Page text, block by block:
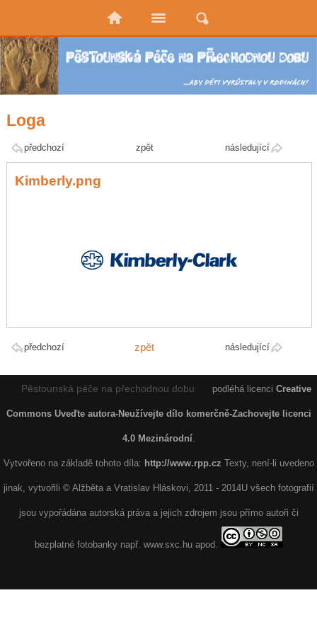
Loga
předchozí následující
zpět
Kimberly.png
předchozí následující
zpět
Pěstounská péče na přechodnou dobu podléhá licenci Creative
Commons Uveďte autora-Neužívejte dílo komerčně-Zachovejte licenci
4.0 Mezinárodní.
Vytvořeno na základě tohoto díla: http://www.rpp.cz Texty, není-li uvedeno
jinak, vytvořili © Alžběta a Vratislav Hláskovi, 2011 - 2014U všech fotografií
jsou vypořádána autorská práva a jejich zdrojem jsou přímo autoři či
bezplatné fotobanky např. www.sxc.hu apod.